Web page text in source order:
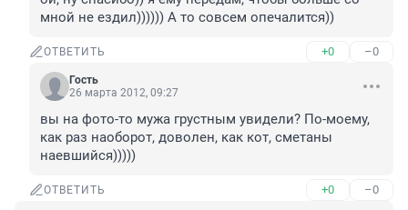
мной не ездил)))))) А то совсем опечалится))
ОТВЕТИТЬ +0 –0
Гость
26 марта 2012, 09:27
вы на фото-то мужа грустным увидели? По-моему,
как раз наоборот, доволен, как кот, сметаны
наевшийся)))))
ОТВЕТИТЬ +0 –0